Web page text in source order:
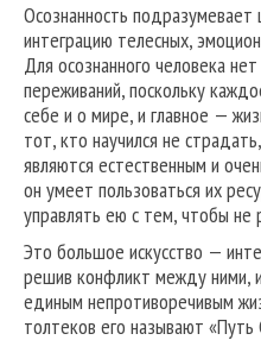
Осознанность подразумевает
интеграцию телесных,
Для осознанного человека
переживаний, поскольку
себе и о мире, и главное —
тот, кто научился не
являются естественным и
он умеет пользоваться их
управлять ею с тем, чтобы не
Это большое искусство —
решив конфликт между ними,
единым непротиворечивым
толтеков его называют